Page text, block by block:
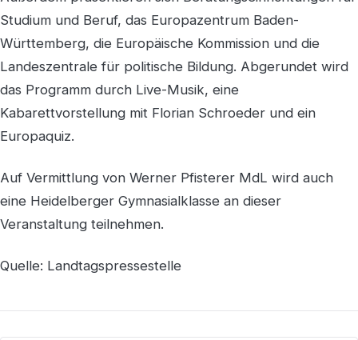
Studium und Beruf, das Europazentrum Baden-
Württemberg, die Europäische Kommission und die
Landeszentrale für politische Bildung. Abgerundet wird
das Programm durch Live-Musik, eine
Kabarettvorstellung mit Florian Schroeder und ein
Europaquiz.
Auf Vermittlung von Werner Pfisterer MdL wird auch
eine Heidelberger Gymnasialklasse an dieser
Veranstaltung teilnehmen.
Quelle: Landtagspressestelle